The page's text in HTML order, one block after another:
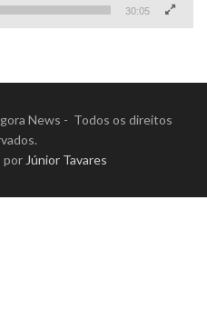
30:05
News - Todos os direitos
por Júnior Tavares